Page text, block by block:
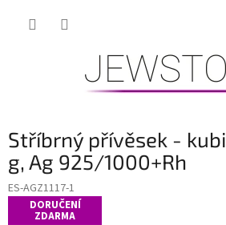
Stříbrný přívěsek -
g, Ag 925/1000+Rh
ES-AGZ1117-1
DORUČENÍ
ZDARMA